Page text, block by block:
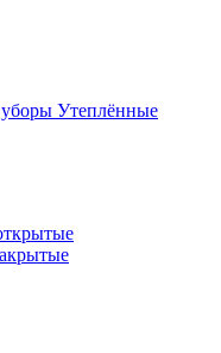
Утеплённые